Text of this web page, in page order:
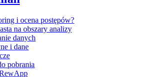
i ocena postępów?
na obszary analizy
danych
i dane
pobrania